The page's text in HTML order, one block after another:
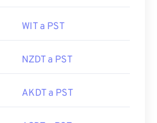
WIT a PST
NZDT a PST
AKDT a PST